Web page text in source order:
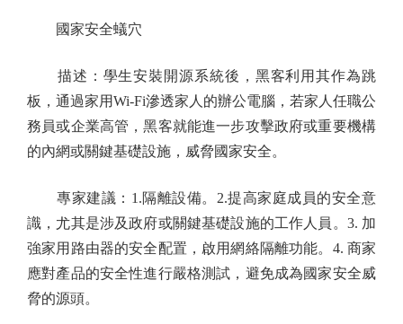
國家安全蟻穴
描述：學生安裝開源系統後，黑客利用其作為跳
板，通過家用Wi-Fi滲透家人的辦公電腦，若家人任職公
務員或企業高管，黑客就能進一步攻擊政府或重要機構
的內網或關鍵基礎設施，威脅國家安全。
專家建議：1.隔離設備。2.提高家庭成員的安全意
識，尤其是涉及政府或關鍵基礎設施的工作人員。3. 加
強家用路由器的安全配置，啟用網絡隔離功能。4. 商家
應對產品的安全性進行嚴格測試，避免成為國家安全威
脅的源頭。